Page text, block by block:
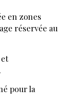
en zones
réservée au
pour la